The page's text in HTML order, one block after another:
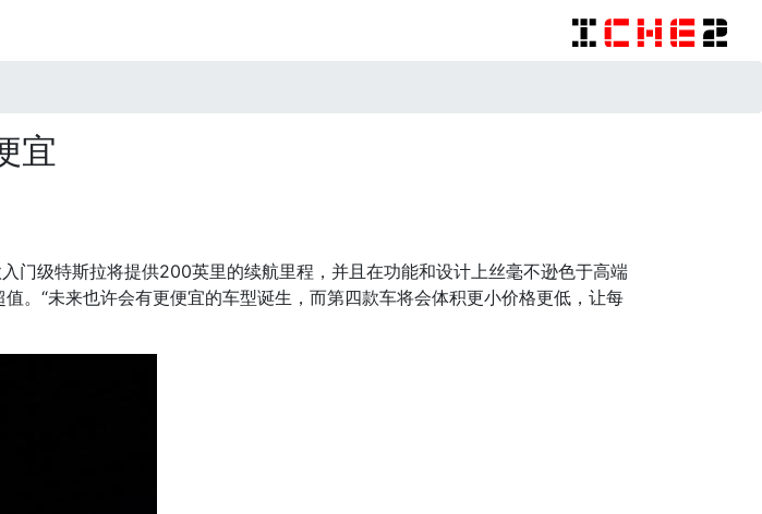
宜
门级特斯拉将提供200英里的续航里程，并且在功能和设计上丝毫不逊色于高端
。“未来也许会有更便宜的车型诞生，而第四款车将会体积更小价格更低，让每